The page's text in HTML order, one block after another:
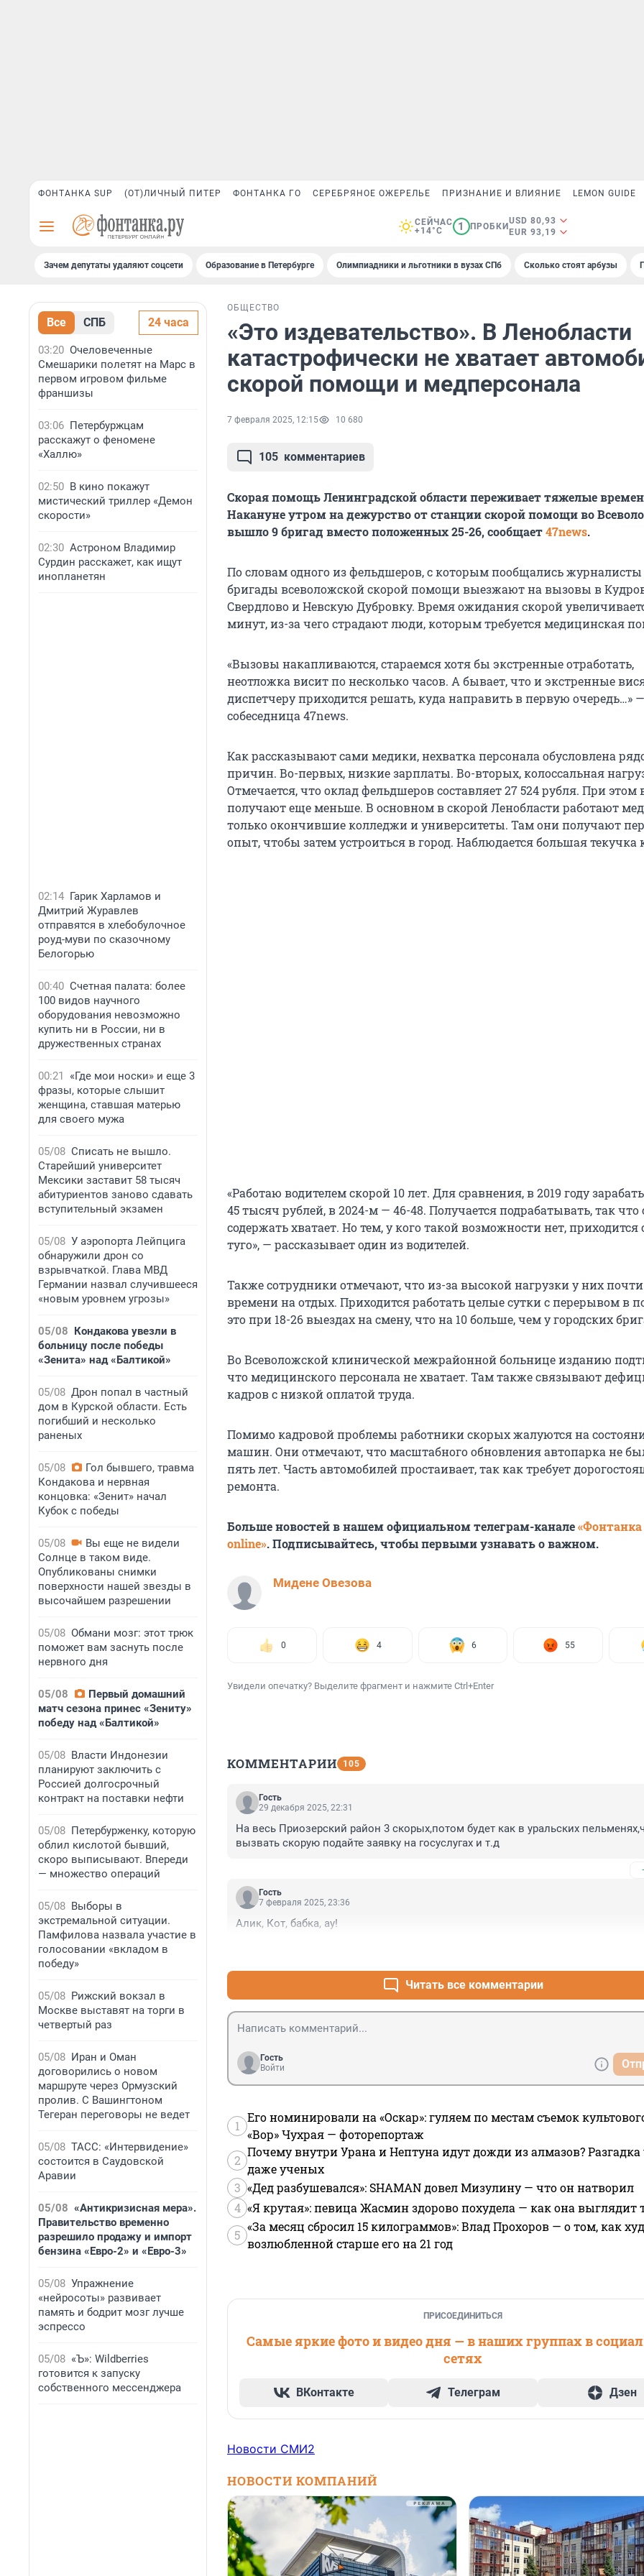
ФОНТАНКА SUP (ОТ)ЛИЧНЫЙ ПИТЕР ФОНТАНКА ГО СЕРЕБРЯНОЕ ОЖЕРЕЛЬЕ ПРИЗНАНИЕ И ВЛИЯНИЕ LEMON GUIDE
СЕЙЧАС
+14°C
1 ПРОБКИ
USD 80,93
EUR 93,19
Зачем депутаты удаляют соцсети Образование в Петербурге Олимпиадники и льготники в вузах СПб Сколько стоят арбузы
Все СПБ 24 часа
03:20 Очеловеченные
Смешарики полетят на Марс в
первом игровом фильме
франшизы
03:06 Петербуржцам
расскажут о феномене
«Халлю»
02:50 В кино покажут
мистический триллер «Демон
скорости»
02:30 Астроном Владимир
Сурдин расскажет, как ищут
инопланетян
02:14 Гарик Харламов и
Дмитрий Журавлев
отправятся в хлебобулочное
роуд-муви по сказочному
Белогорью
00:40 Счетная палата: более
100 видов научного
оборудования невозможно
купить ни в России, ни в
дружественных странах
00:21
«Где мои носки» и еще 3
фразы, которые слышит
женщина, ставшая матерью
для своего мужа
05/08 Списать не вышло.
Старейший университет
Мексики заставит 58 тысяч
абитуриентов заново сдавать
вступительный экзамен
05/08 У аэропорта Лейпцига
обнаружили дрон со
взрывчаткой. Глава МВД
Германии назвал случившееся
«новым уровнем угрозы»
05/08 Кондакова увезли в
больницу после победы
«Зенита» над «Балтикой»
05/08 Дрон попал в частный
дом в Курской области. Есть
погибший и несколько
раненых
05/08
Гол бывшего, травма
Кондакова и нервная
концовка: «Зенит» начал
Кубок с победы
05/08
Вы еще не видели
Солнце в таком виде.
Опубликованы снимки
поверхности нашей звезды в
высочайшем разрешении
05/08 Обмани мозг: этот трюк
поможет вам заснуть после
нервного дня
05/08
Первый домашний
матч сезона принес «Зениту»
победу над «Балтикой»
05/08 Власти Индонезии
планируют заключить с
Россией долгосрочный
контракт на поставки нефти
05/08 Петербурженку, которую
облил кислотой бывший,
скоро выписывают. Впереди
— множество операций
05/08 Выборы в
экстремальной ситуации.
Памфилова назвала участие в
голосовании «вкладом в
победу»
05/08 Рижский вокзал в
Москве выставят на торги в
четвертый раз
05/08 Иран и Оман
договорились о новом
маршруте через Ормузский
пролив. С Вашингтоном
Тегеран переговоры не ведет
05/08 ТАСС: «Интервидение»
состоится в Саудовской
Аравии
05/08 «Антикризисная мера».
Правительство временно
разрешило продажу и импорт
бензина «Евро-2» и «Евро-3»
05/08 Упражнение
«нейросоты» развивает
память и бодрит мозг лучше
эспрессо
05/08 «Ъ»: Wildberries
готовится к запуску
собственного мессенджера
ОБЩЕСТВО
«Это издевательство». В Ленобласти
катастрофически не хватает
скорой помощи и медперсонала
7 февраля 2025, 12:15 10 680
105 комментариев
Скорая помощь Ленинградской области переживает тяжелые
Накануне утром на дежурство от станции скорой помощи во
вышло 9 бригад вместо положенных 25-26, сообщает47news.
По словам одного из фельдшеров, с которым пообщались
бригады всеволожской скорой помощи выезжают на вызовы в
Свердлово и Невскую Дубровку. Время ожидания скорой
минут, из-за чего страдают люди, которым требуется медицинская
«Вызовы накапливаются, стараемся хотя бы экстренные отработать,
неотложка висит по несколько часов. А бывает, что и экстренные
диспетчеру приходится решать, куда направить в первую очередь…»
собеседница 47news.
Как рассказывают сами медики, нехватка персонала обусловлена
причин. Во-первых, низкие зарплаты. Во-вторых, колоссальная
Отмечается, что оклад фельдшеров составляет 27 524 рубля. При этом
получают еще меньше. В основном в скорой Ленобласти работают
только окончившие колледжи и университеты. Там они получают
опыт, чтобы затем устроиться в город. Наблюдается большая текучка
«Работаю водителем скорой 10 лет. Для сравнения, в 2019 году
45 тысяч рублей, в 2024-м — 46-48. Получается подрабатывать, так
содержать хватает. Но тем, у кого такой возможности нет, приходится
туго», — рассказывает один из водителей.
Также сотрудники отмечают, что из-за высокой нагрузки у них
времени на отдых. Приходится работать целые сутки с перерывом в
это при 18-26 выездах на смену, что на 10 больше, чем у городских
Во Всеволожской клинической межрайонной больнице изданию
что медицинского персонала не хватает. Там также связывают
кадров с низкой оплатой труда.
Помимо кадровой проблемы работники скорых жалуются на
машин. Они отмечают, что масштабного обновления автопарка не
пять лет. Часть автомобилей простаивает, так как требует
ремонта.
Больше новостей в нашем официальном телеграм-канале«Фонтанка
online». Подписывайтесь, чтобы первыми узнавать о важном.
Мидене Овезова
0 4 6 55
Увидели опечатку? Выделите фрагмент и нажмите Ctrl+Enter
КОММЕНТАРИИ 105
Гость
29 декабря 2025, 22:31
На весь Приозерский район 3 скорых,потом будет как в уральских
вызвать скорую подайте заявку на госуслугах и т.д
Гость
7 февраля 2025, 23:36
Алик, Кот, бабка, ау!
Читать все комментарии
Гость
Войти
1
Его номинировали на «Оскар»: гуляем по местам съемок
«Вор» Чухрая — фоторепортаж
2
Почему внутри Урана и Нептуна идут дожди из алмазов?
даже ученых
3 «Дед разбушевался»: SHAMAN довел Мизулину — что он натворил
4 «Я крутая»: певица Жасмин здорово похудела — как она выглядит
5
«За месяц сбросил 15 килограммов»: Влад Прохоров — о том, как
возлюбленной старше его на 21 год
ПРИСОЕДИНИТЬСЯ
Самые яркие фото и видео дня — в наших группах в
сетях
ВКонтакте Телеграм Дзен
Новости СМИ2
НОВОСТИ КОМПАНИЙ